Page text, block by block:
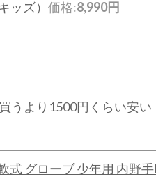
ッズ） 価格:8,990円
うより1500円くらい安
式 グローブ 少年用 内野